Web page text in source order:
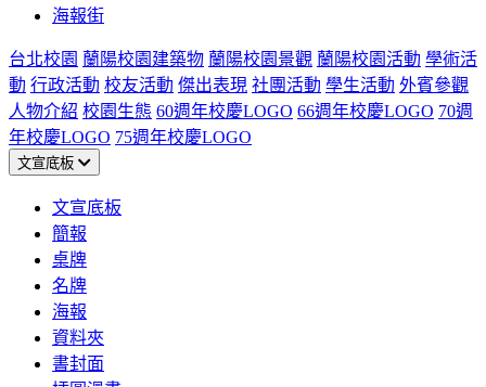
海報街
台北校園 蘭陽校園建築物 蘭陽校園景觀 蘭陽校園活動 學術活
動 行政活動 校友活動 傑出表現 社團活動 學生活動 外賓參觀
人物介紹 校園生態 60週年校慶LOGO 66週年校慶LOGO 70週
年校慶LOGO 75週年校慶LOGO
文宣底板
文宣底板
簡報
桌牌
名牌
海報
資料夾
書封面